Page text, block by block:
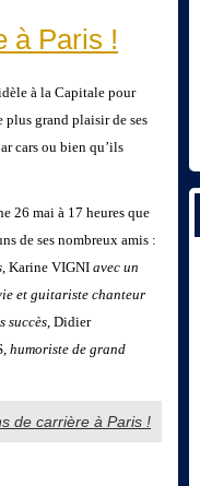
à Paris !
à la Capitale pour
plus grand plaisir de ses
cars ou bien qu’ils
26 mai à 17 heures que
de ses nombreux amis :
, Karine VIGNI avec un
et guitariste chanteur
succès, Didier
humoriste de grand
de carrière à Paris !